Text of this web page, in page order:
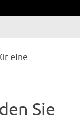
eine
Sie